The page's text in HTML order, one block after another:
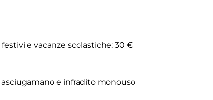
e vacanze scolastiche: 30 €
e infradito monouso